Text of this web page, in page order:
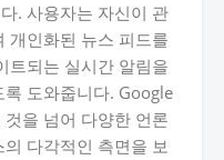
. 사용자는 자신이 관
개인화된 뉴스 피드를
트되는 실시간 알림을
도와줍니다. Google
을 넘어 다양한 언론
다각적인 측면을 보